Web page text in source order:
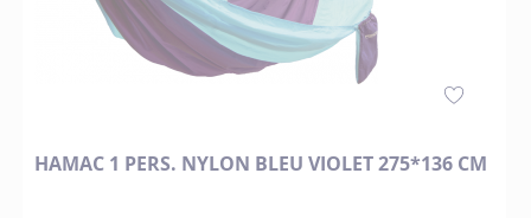
HAMAC 1 PERS. NYLON BLEU VIOLET 275*136 CM